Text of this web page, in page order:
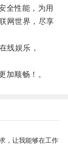
全性能，为用
网世界，尽享
线娱乐，
顺畅！。
，让我能够在工作